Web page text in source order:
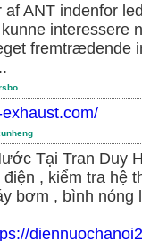
af ANT indenfor
interessere
fremtrædende
Tại Tran Duy
điện , kiểm tra hệ
bơm , bình nóng